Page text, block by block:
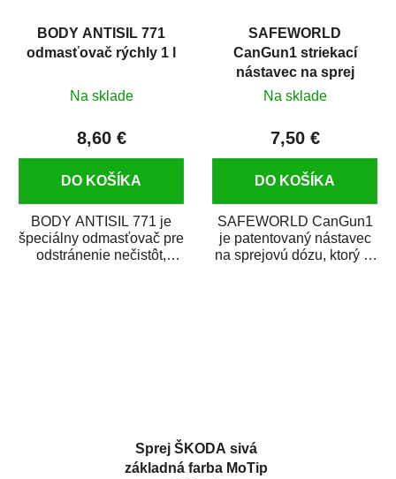
BODY ANTISIL 771
odmasťovač rýchly 1 l
Na sklade
8,60 €
DO KOŠÍKA
BODY ANTISIL 771 je
špeciálny odmasťovač pre
odstránenie nečistôt,
SAFEWORLD
CanGun1 striekací
nástavec na sprej
Na sklade
7,50 €
DO KOŠÍKA
SAFEWORLD CanGun1
je patentovaný nástavec
na sprejovú dózu, ktorý ju
Sprej ŠKODA sivá
základná farba MoTip